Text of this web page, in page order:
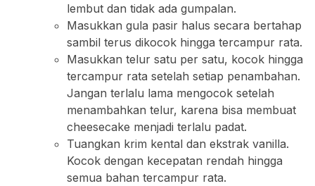
lembut dan tidak ada gumpalan.
Masukkan gula pasir halus secara bertahap
sambil terus dikocok hingga tercampur rata.
Masukkan telur satu per satu, kocok hingga
tercampur rata setelah setiap penambahan.
Jangan terlalu lama mengocok setelah
menambahkan telur, karena bisa membuat
cheesecake menjadi terlalu padat.
Tuangkan krim kental dan ekstrak vanilla.
Kocok dengan kecepatan rendah hingga
semua bahan tercampur rata.